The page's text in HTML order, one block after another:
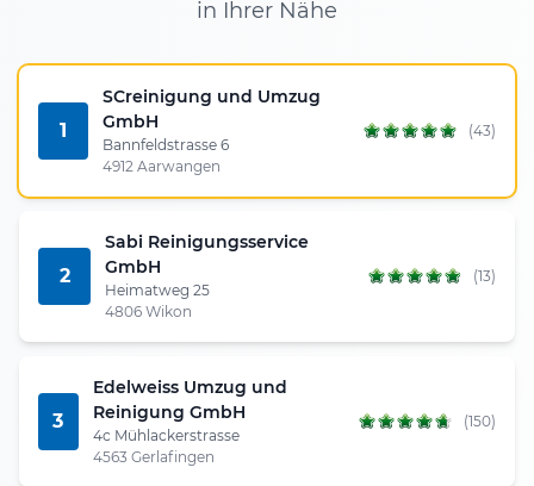
in Ihrer Nähe
1
SCreinigung und Umzug
GmbH
Bannfeldstrasse 6
4912 Aarwangen
(43)
2
Sabi Reinigungsservice
GmbH
Heimatweg 25
4806 Wikon
(13)
3
Edelweiss Umzug und
Reinigung GmbH
4c Mühlackerstrasse
4563 Gerlafingen
(150)